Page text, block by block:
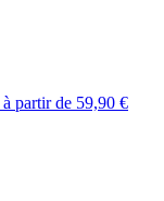
à partir de 59,90 €